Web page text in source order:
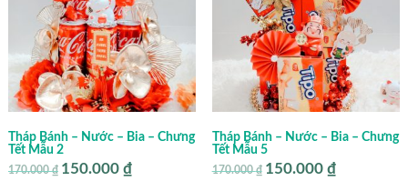
Tháp Bánh – Nước – Bia – Chưng
Tết Mẫu 2
170.000₫ Giá
150.000 ₫Giá
Tháp Bánh – Nước – Bia – Chưng
Tết Mẫu 5
170.000₫ Giá
150.000 ₫Giá